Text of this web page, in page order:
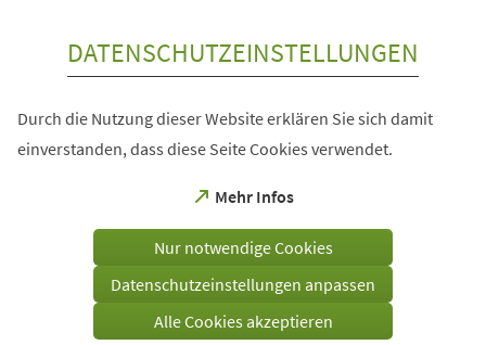
DATENSCHUTZEINSTELLUNGEN
Durch die Nutzung dieser Website erklären Sie sich damit
einverstanden, dass diese Seite Cookies verwendet.
Mehr Infos
(Öffnet
einem
Tab)
Nur notwendige Cookies
Datenschutzeinstellungen anpassen
Alle Cookies akzeptieren